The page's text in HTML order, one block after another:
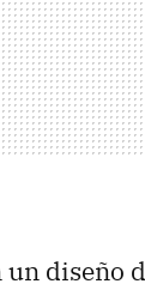
diseño